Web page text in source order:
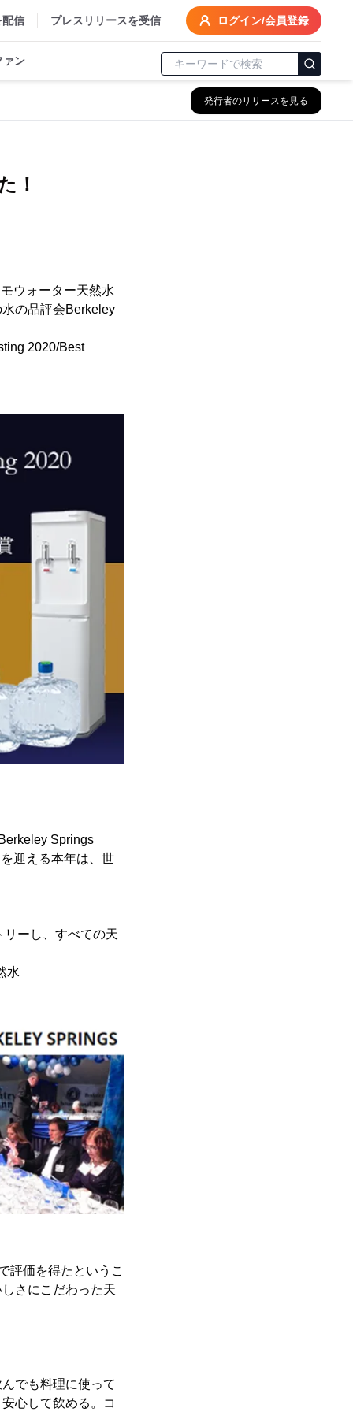
配信 プレスリリースを受信 ログイン/会員登録
ァン
発行者のリリースを見る
！
ウォーター天然水
の品評会Berkeley
2020/Best
Springs
迎える本年は、世
リーし、すべての天
水
評価を得たというこ
さにこだわった天
でも料理に使って
心して飲める。コ